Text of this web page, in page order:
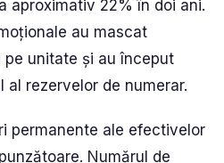
aproximativ 22% în doi ani.
au mascat
unitate și au început
al rezervelor de numerar.
permanente ale efectivelor
Numărul de